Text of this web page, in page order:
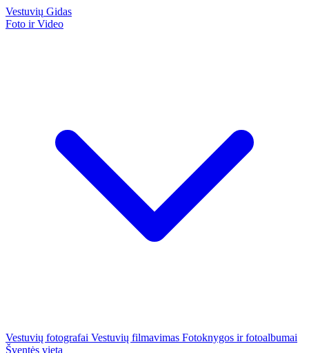
Vestuvių Gidas
Foto ir Video
Vestuvių fotografai Vestuvių filmavimas Fotoknygos ir fotoalbumai
Šventės vieta